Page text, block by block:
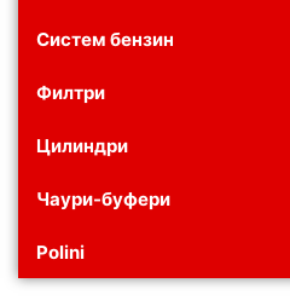
Систем бензин
Филтри
Цилиндри
Чаури-буфери
Polini